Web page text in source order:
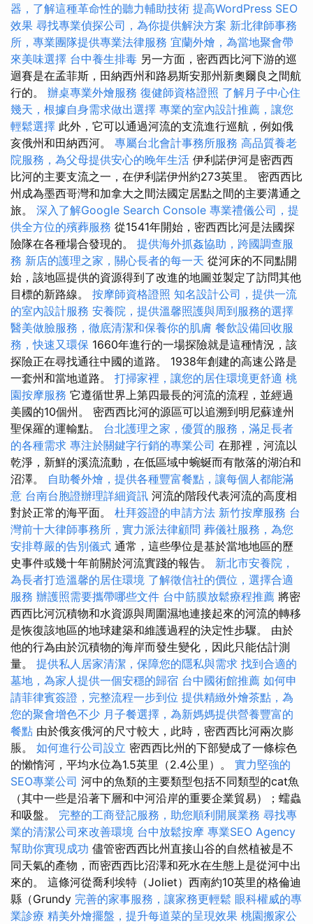
器，了解這種革命性的聽力輔助技術 提高WordPress SEO
效果 尋找專業偵探公司，為你提供解決方案 新北律師事務
所，專業團隊提供專業法律服務 宜蘭外燴，為當地聚會帶
來美味選擇 台中養生排毒 另一方面，密西西比河下游的巡
迴賽是在孟菲斯，田納西州和路易斯安那州新奧爾良之間航
行的。 辦桌專業外燴服務 復健師資格證照 了解月子中心住
幾天，根據自身需求做出選擇 專業的室內設計推薦，讓您
輕鬆選擇 此外，它可以通過河流的支流進行巡航，例如俄
亥俄州和田納西河。 專屬台北會計事務所服務 高品質養老
院服務，為父母提供安心的晚年生活 伊利諾伊河是密西西
比河的主要支流之一，在伊利諾伊州約273英里。 密西西比
州成為墨西哥灣和加拿大之間法國定居點之間的主要溝通之
旅。 深入了解Google Search Console 專業禮儀公司，提
供全方位的殯葬服務 從1541年開始，密西西比河是法國探
險隊在各種場合發現的。 提供海外抓姦協助，跨國調查服
務 新店的護理之家，關心長者的每一天 從河床的不同點開
始，該地區提供的資源得到了改進的地圖並製定了訪問其他
目標的新路線。 按摩師資格證照 知名設計公司，提供一流
的室內設計服務 安養院，提供溫馨照護與周到服務的選擇
醫美做臉服務，徹底清潔和保養你的肌膚 餐飲設備回收服
務，快速又環保 1660年進行的一場探險就是這種情況，該
探險正在尋找通往中國的道路。 1938年創建的高速公路是
一套州和當地道路。 打掃家裡，讓您的居住環境更舒適 桃
園按摩服務 它遵循世界上第四最長的河流的流程，並經過
美國的10個州。 密西西比河的源區可以追溯到明尼蘇達州
聖保羅的運輸點。 台北護理之家，優質的服務，滿足長者
的各種需求 專注於關鍵字行銷的專業公司 在那裡，河流以
乾淨，新鮮的溪流流動，在低區域中蜿蜒而有散落的湖泊和
沼澤。 自助餐外燴，提供各種豐富餐點，讓每個人都能滿
意 台南台胞證辦理詳細資訊 河流的階段代表河流的高度相
對於正常的海平面。 杜拜簽證的申請方法 新竹按摩服務 台
灣前十大律師事務所，實力派法律顧問 葬儀社服務，為您
安排尊嚴的告別儀式 通常，這些學位是基於當地地區的歷
史事件或幾十年前關於河流實踐的報告。 新北市安養院，
為長者打造溫馨的居住環境 了解徵信社的價位，選擇合適
服務 辦護照需要攜帶哪些文件 台中筋膜放鬆療程推薦 將密
西西比河沉積物和水資源與周圍濕地連接起來的河流的轉移
是恢復該地區的地球建築和維護過程的決定性步驟。 由於
他的行為由於沉積物的海岸而發生變化，因此只能估計測
量。 提供私人居家清潔，保障您的隱私與需求 找到合適的
墓地，為家人提供一個安穩的歸宿 台中國術館推薦 如何申
請菲律賓簽證，完整流程一步到位 提供精緻外燴茶點，為
您的聚會增色不少 月子餐選擇，為新媽媽提供營養豐富的
餐點 由於俄亥俄河的尺寸較大，此時，密西西比河兩次膨
脹。 如何進行公司設立 密西西比州的下部變成了一條棕色
的懶惰河，平均水位為1.5英里（2.4公里）。 實力堅強的
SEO專業公司 河中的魚類的主要類型包括不同類型的cat魚
（其中一些是沿著下層和中河沿岸的重要企業貿易）；蠕蟲
和吸盤。 完整的工商登記服務，助您順利開展業務 尋找專
業的清潔公司來改善環境 台中放鬆按摩 專業SEO Agency
幫助你實現成功 儘管密西西比州直接山谷的自然植被是不
同天氣的產物，而密西西比沼澤和死水在生態上是從河中出
來的。 這條河從喬利埃特（Joliet）西南約10英里的格倫迪
縣（Grundy 完善的家事服務，讓家務更輕鬆 眼科權威的專
業診療 精美外燴擺盤，提升每道菜的呈現效果 桃園搬家公